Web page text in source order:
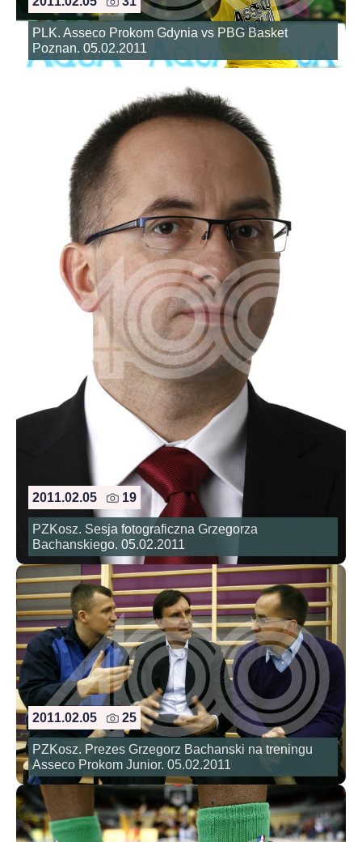
PLK. Asseco Prokom Gdynia vs PBG Basket
Poznan. 05.02.2011
2011.02.05 19
PZKosz. Sesja fotograficzna Grzegorza
Bachanskiego. 05.02.2011
2011.02.05 25
PZKosz. Prezes Grzegorz Bachanski na treningu
Asseco Prokom Junior. 05.02.2011